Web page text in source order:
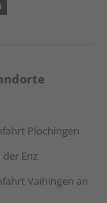
Plochingen
Enz
Vaihingen an